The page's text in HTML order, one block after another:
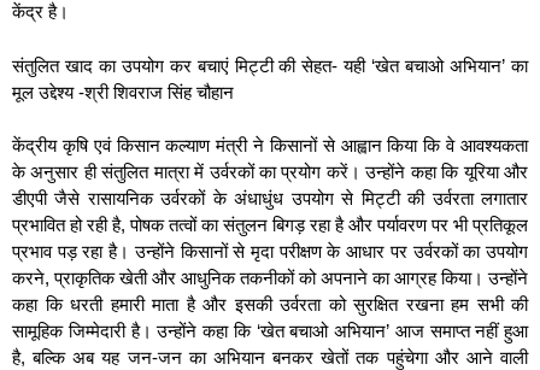
केंद्र है।
संतुलित खाद का उपयोग कर बचाएं मिट्टी की सेहत- यही ‘खेत बचाओ अभियान’ का
मूल उद्देश्य -श्री शिवराज सिंह चौहान
केंद्रीय कृषि एवं किसान कल्याण मंत्री ने किसानों से आह्वान किया कि वे आवश्यकता
के अनुसार ही संतुलित मात्रा में उर्वरकों का प्रयोग करें। उन्होंने कहा कि यूरिया और
डीएपी जैसे रासायनिक उर्वरकों के अंधाधुंध उपयोग से मिट्टी की उर्वरता लगातार
प्रभावित हो रही है, पोषक तत्वों का संतुलन बिगड़ रहा है और पर्यावरण पर भी प्रतिकूल
प्रभाव पड़ रहा है। उन्होंने किसानों से मृदा परीक्षण के आधार पर उर्वरकों का उपयोग
करने, प्राकृतिक खेती और आधुनिक तकनीकों को अपनाने का आग्रह किया। उन्होंने
कहा कि धरती हमारी माता है और इसकी उर्वरता को सुरक्षित रखना हम सभी की
सामूहिक जिम्मेदारी है। उन्होंने कहा कि ‘खेत बचाओ अभियान’ आज समाप्त नहीं हुआ
है, बल्कि अब यह जन-जन का अभियान बनकर खेतों तक पहुंचेगा और आने वाली